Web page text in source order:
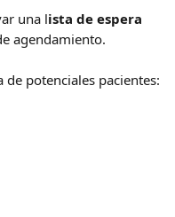
una lista de espera
agendamiento.
potenciales pacientes: